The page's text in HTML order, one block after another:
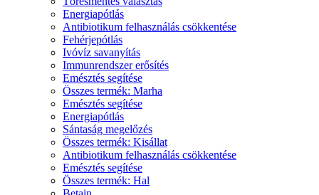
Energiapótlás
Antibiotikum felhasználás csökkentése
Fehérjepótlás
Ivóvíz savanyítás
Immunrendszer erősítés
Emésztés segítése
Összes termék: Marha
Emésztés segítése
Energiapótlás
Sántaság megelőzés
Összes termék: Kisállat
Antibiotikum felhasználás csökkentése
Emésztés segítése
Összes termék: Hal